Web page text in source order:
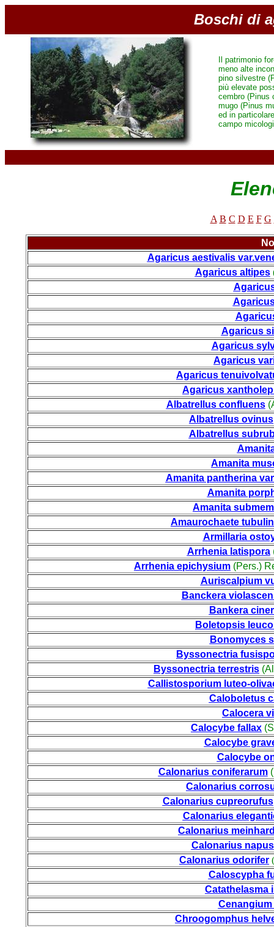
Boschi di
Il patrimonio
meno alte
pino silvestre
più elevate
cembro (Pinus
mugo (Pinus
ed in
campo
A B C D E F G
Agaricus aestivalis
Agaricus altipes
Agaricus
Agaricus
Agaricus
Agaricus
Agaricus
Albatrellus confluens
Albatrellus ovinus
Albatrellus
Amanita
Amanita pantherina
Amanita
Amanita
Amaurochaete
Armillaria
Arrhenia latispora
Arrhenia epichysium (Pers.)
Auriscalpium
Banckera
Bankera
Boletopsis
Bonomyces
Byssonectria
Byssonectria terrestris
Callistosporium luteo-
Caloboletus
Calocera
Calocybe fallax
Calocybe
Calocybe
Calonarius coniferarum
Calonarius
Calonarius cupreorufus
Calonarius
Calonarius
Calonarius napus
Calonarius odorifer
Caloscypha
Catathelasma
Chroogomphus